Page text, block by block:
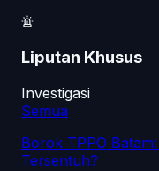
Liputan Khusus
Investigasi
Semua
Borok TPPO
Tersentuh?